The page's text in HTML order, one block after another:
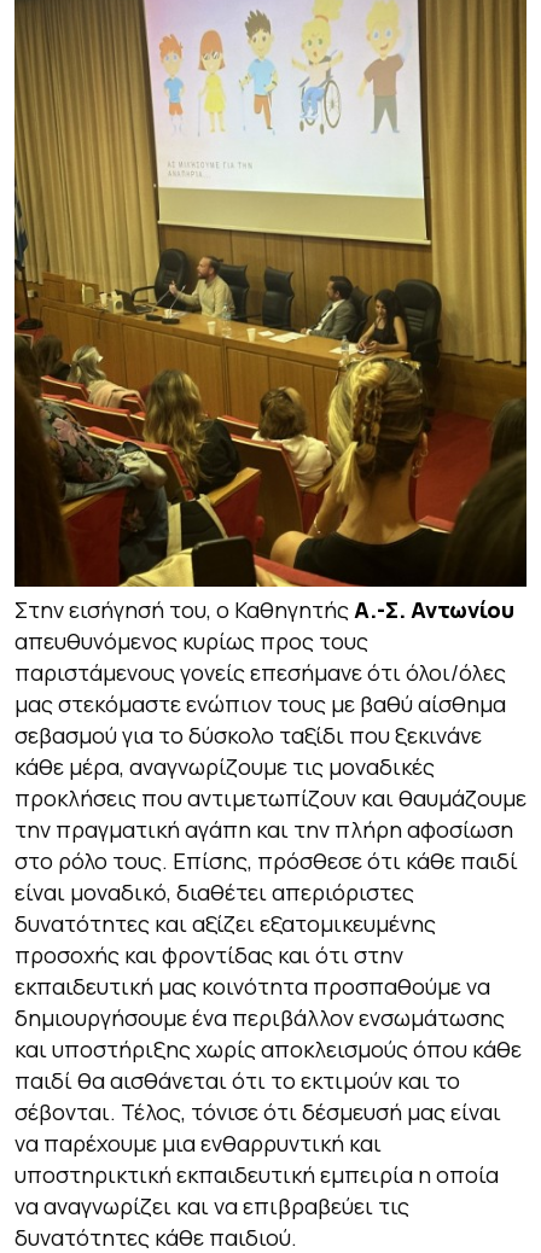
Στην εισήγησή του, ο ΚαθηγητήςΑ.-Σ. Αντωνίου
απευθυνόμενος κυρίως προς τους
παριστάμενους γονείς επεσήμανε ότι όλοι/όλες
μας στεκόμαστε ενώπιον τους με βαθύ αίσθημα
σεβασμού για το δύσκολο ταξίδι που ξεκινάνε
κάθε μέρα, αναγνωρίζουμε τις μοναδικές
προκλήσεις που αντιμετωπίζουν και θαυμάζουμε
την πραγματική αγάπη και την πλήρη αφοσίωση
στο ρόλο τους. Επίσης, πρόσθεσε ότι κάθε παιδί
είναι μοναδικό, διαθέτει απεριόριστες
δυνατότητες και αξίζει εξατομικευμένης
προσοχής και φροντίδας και ότι στην
εκπαιδευτική μας κοινότητα προσπαθούμε να
δημιουργήσουμε ένα περιβάλλον ενσωμάτωσης
και υποστήριξης χωρίς αποκλεισμούς όπου κάθε
παιδί θα αισθάνεται ότι το εκτιμούν και το
σέβονται. Τέλος, τόνισε ότι δέσμευσή μας είναι
να παρέχουμε μια ενθαρρυντική και
υποστηρικτική εκπαιδευτική εμπειρία η οποία
να αναγνωρίζει και να επιβραβεύει τις
δυνατότητες κάθε παιδιού.